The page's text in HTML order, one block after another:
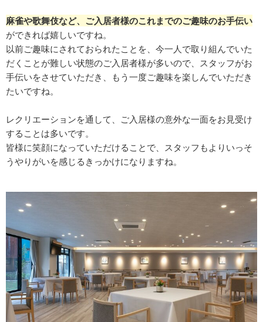
麻雀や歌舞伎など、ご入居者様のこれまでのご趣味のお手伝い
ができれば嬉しいですね。
以前ご趣味にされておられたことを、今一人で取り組んでいた
だくことが難しい状態のご入居者様が多いので、スタッフがお
手伝いをさせていただき、もう一度ご趣味を楽しんでいただき
たいですね。
レクリエーションを通して、ご入居様の意外な一面をお見受け
することは多いです。
皆様に笑顔になっていただけることで、スタッフもよりいっそ
うやりがいを感じるきっかけになりますね。